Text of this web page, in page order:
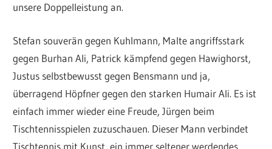
unsere Doppelleistung an.
Stefan souverän gegen Kuhlmann, Malte angriffsstark
gegen Burhan Ali, Patrick kämpfend gegen Hawighorst,
Justus selbstbewusst gegen Bensmann und ja,
überragend Höpfner gegen den starken Humair Ali. Es ist
einfach immer wieder eine Freude, Jürgen beim
Tischtennisspielen zuzuschauen. Dieser Mann verbindet
Tischtennis mit Kunst, ein immer seltener werdendes